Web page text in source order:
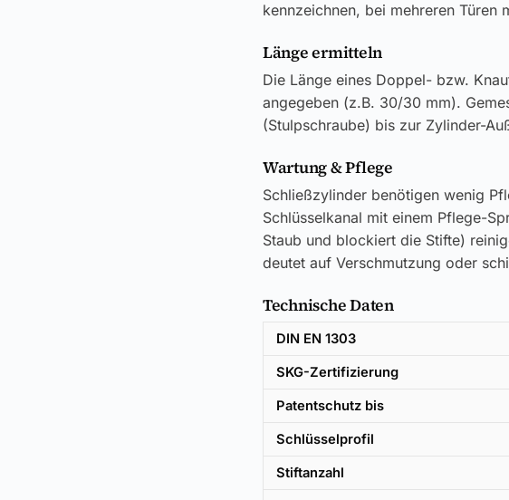
kennzeichnen, bei mehreren Türen
Länge ermitteln
Die Länge eines Doppel- bzw.
angegeben (z.B. 30/30 mm).
(Stulpschraube) bis zur Zylinder-
Wartung & Pflege
Schließzylinder benötigen wenig
Schlüsselkanal mit einem Pflege-
Staub und blockiert die Stifte)
deutet auf Verschmutzung oder
Technische Daten
DIN EN 1303
SKG-Zertifizierung
Patentschutz bis
Schlüsselprofil
Stiftanzahl